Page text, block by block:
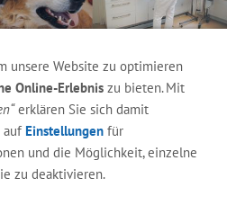
unsere Website zu optimieren
Online-Erlebnis zu bieten. Mit
erklären Sie sich damit
auf Einstellungen für
und die Möglichkeit, einzelne
zu deaktivieren.